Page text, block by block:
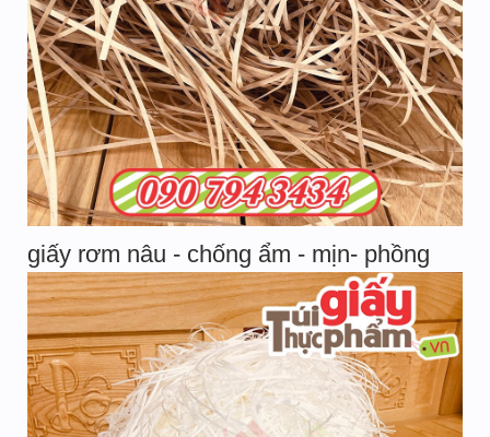
giấy rơm nâu - chống ẩm - mịn- phồng